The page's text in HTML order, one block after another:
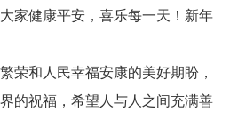
家健康平安，喜乐每一天！新年
荣和人民幸福安康的美好期盼，
的祝福，希望人与人之间充满善